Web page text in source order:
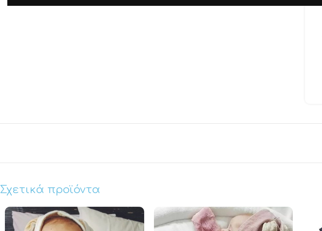
Σχετικά προϊόντα